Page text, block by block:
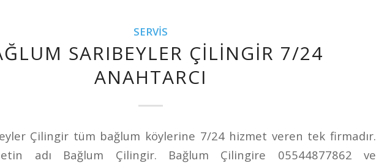
SERVIS
SARIBEYLER ÇILINGIR 7/24
ANAHTARCI
Çilingir tüm bağlum köylerine 7/24 hizmet veren tek firmadır.
adı Bağlum Çilingir. Bağlum Çilingire 05544877862 ve